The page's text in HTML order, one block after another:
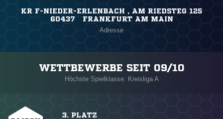
KR F-NIEDER-ERLENBACH , AM RIEDSTEG 125
60437 FRANKFURT AM MAIN
Adresse
WETTBEWERBE SEIT 09/10
Höchste Spielklasse: Kreisliga A
3. PLATZ